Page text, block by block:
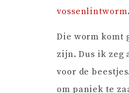
vossenlintworm
Die worm komt
zijn. Dus ik zeg
voor de
om paniek te